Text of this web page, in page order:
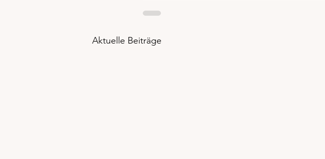
Aktuelle Beiträge